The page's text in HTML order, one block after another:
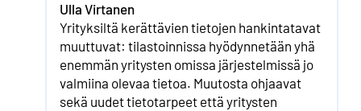
Ulla Virtanen
Yrityksiltä kerättävien tietojen hankintatavat
muuttuvat: tilastoinnissa hyödynnetään yhä
enemmän yritysten omissa järjestelmissä jo
valmiina olevaa tietoa. Muutosta ohjaavat
sekä uudet tietotarpeet että yritysten